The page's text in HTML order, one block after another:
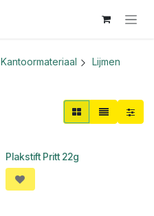
Kantoormateriaal
Lijmen
Plakstift Pritt 22g